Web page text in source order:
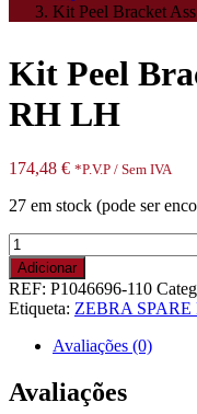
Kit Peel Bracket
Kit Peel
RH LH
174,48 € *P.V.P / Sem IVA
27 em stock (pode ser
Quantidade
de
Kit
Peel
Bracket
Assy
ZE500-
6
RH
Adicionar
REF: P1046696-110
Etiqueta: ZEBRA SPARE
Avaliações (0)
Avaliações